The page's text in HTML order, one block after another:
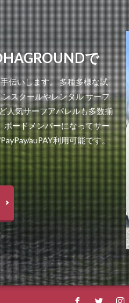
で
伝いします。 多種多様な試
スクールやレンタル サーフ
人気サーフアパレルも多数揃
ボードメンバーになってサー
auPAY利用可能です。